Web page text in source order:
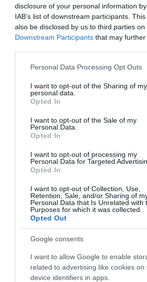
disclosure of your personal information
IAB’s list of downstream participants.
also be disclosed by us to third parties on
Downstream Participants that may
Please note that this website/app uses
not limited to your visit or usage
grant or deny consent to Google and its
use your data for below specified
consent section.
Personal Data Processing Opt Outs
I want to opt-out of the Sharing of my
personal data.
Opted In
I want to opt-out of the Sale of my
Personal Data.
Opted In
I want to opt-out of processing my
Personal Data for Targeted
Opted In
I want to opt-out of Collection, Use,
Retention, Sale, and/or Sharing of
Personal Data that Is Unrelated with
Purposes for which it was collected.
Opted Out
Google consents
I want to allow Google to enable
related to advertising like cookies on
device identifiers in apps.
Megosztás:
Címkék: babaszületés, Erzsébet
család,dédmama,Beatrix yorki
Korábbi bejegyzések
HASONLÓ BEJEGYZÉSEK